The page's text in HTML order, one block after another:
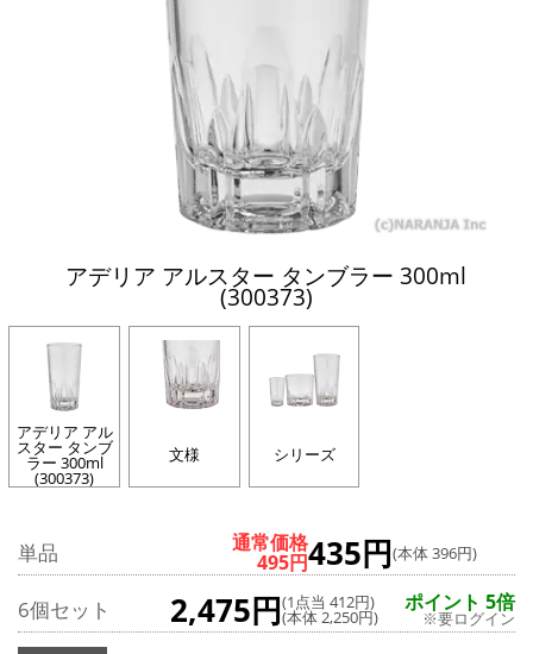
アデリア アルスター タンブラー 300ml
(300373)
アデリア アル
スター タンブ
ラー 300ml
(300373)
文様 シリーズ
単品 通常価格
495円435円(本体 396円)
6個セット 2,475円(1点当 412円)
(本体 2,250円)
ポイント 5倍
※要ログイン